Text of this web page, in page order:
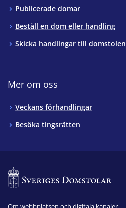
Publicerade domar
Beställ en dom eller handling
Skicka handlingar till domstolen
Mer om oss
Veckans förhandlingar
Besöka tingsrätten